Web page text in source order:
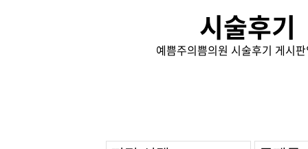
시술후기
예쁨주의쁨의원 시술후기 게시